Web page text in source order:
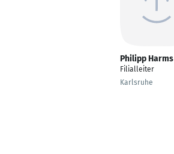
Philipp Harms
Filialleiter
Karlsruhe